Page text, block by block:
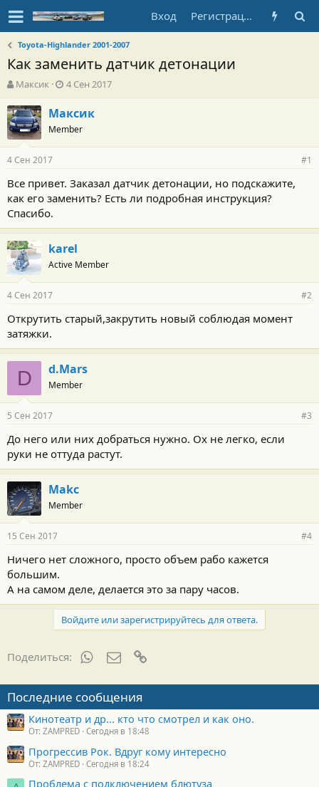
Вход Регистрация
Toyota-Highlander 2001-2007
Как заменить датчик детонации
А
в
т
о
р
т
е
м
ы
Максик
Д
а
т
а
н
а
а
л
а
4 Сен 2017
Максик
Member
4 Сен 2017 #1
Все привет. Заказал датчик детонации, но подскажите,
как его заменить? Есть ли подробная инструкция?
Спасибо.
karel
Active Member
4 Сен 2017 #2
Открутить старый,закрутить новый соблюдая момент
затяжки.
D d.Mars
Member
5 Сен 2017 #3
До него или них добраться нужно. Ох не легко, если
руки не оттуда растут.
Makc
Member
15 Сен 2017 #4
Ничего нет сложного, просто объем рабо кажется
большим.
А на самом деле, делается это за пару часов.
Войдите или зарегистрируйтесь для ответа.
Поделиться: WhatsAppЭлектронная почта
Последние сообщения
Кинотеатр и др... кто что смотрел и как оно.
От: ZAMPRED Сегодня в 18:48
Прогрессив Рок. Вдруг кому интересно
От: ZAMPRED Сегодня в 18:24
Проблема с подключением блютуза